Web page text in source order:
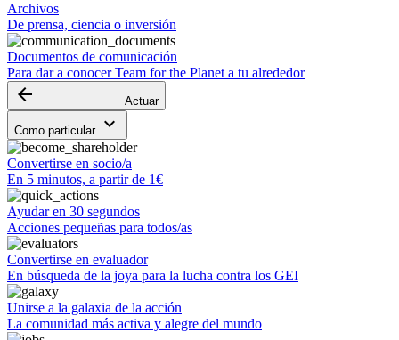
Archivos
De prensa, ciencia o inversión
Documentos de comunicación
Para dar a conocer Team for the Planet a tu alrededor
arrow_backward Actuar
Como particular keyboard_arrow_down
Convertirse en socio/a
En 5 minutos, a partir de 1€
Ayudar en 30 segundos
Acciones pequeñas para todos/as
Convertirse en evaluador
En búsqueda de la joya para la lucha contra los GEI
Unirse a la galaxia de la acción
La comunidad más activa y alegre del mundo